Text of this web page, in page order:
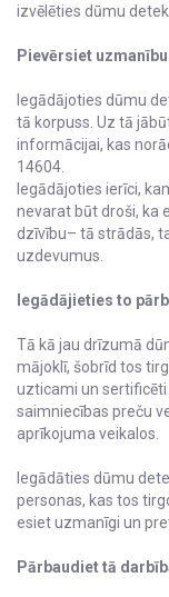
izvēlēties dūmu
Pievērsiet
Iegādājoties dūmu
tā korpuss. Uz tā
informācijai, kas
14604.
Iegādājoties ierīci,
nevarat būt droši, ka
dzīvību– tā strādās,
uzdevumus.
Iegādājieties to
Tā kā jau drīzumā
mājoklī, šobrīd tos
uzticami un
saimniecības preču
aprīkojuma veikalos.
Iegādāties dūmu
personas, kas tos
esiet uzmanīgi un
Pārbaudiet tā